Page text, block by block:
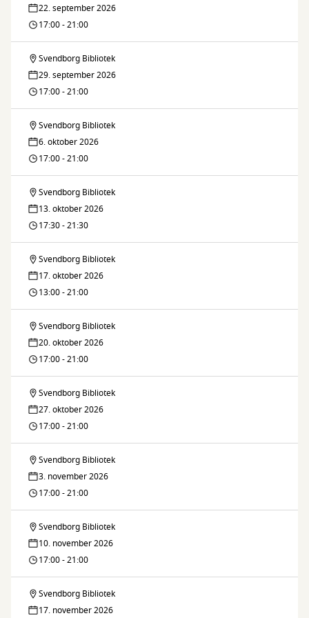
22. september 2026
17:00 - 21:00
Brætspilscafé
Svendborg Bibliotek
29. september 2026
17:00 - 21:00
Brætspilscafé
Svendborg Bibliotek
6. oktober 2026
17:00 - 21:00
Brætspilscafé
Svendborg Bibliotek
13. oktober 2026
17:30 - 21:30
Brætspilscafé
Svendborg Bibliotek
17. oktober 2026
13:00 - 21:00
Brætspilscafé
Svendborg Bibliotek
20. oktober 2026
17:00 - 21:00
Brætspilscafé
Svendborg Bibliotek
27. oktober 2026
17:00 - 21:00
Brætspilscafé
Svendborg Bibliotek
3. november 2026
17:00 - 21:00
Brætspilscafé
Svendborg Bibliotek
10. november 2026
17:00 - 21:00
Brætspilscafé
Svendborg Bibliotek
17. november 2026